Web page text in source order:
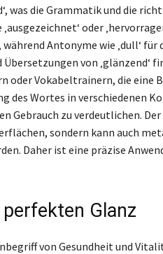
was die Grammatik und die
oder
Antonyme wie ‚dull‘ für
von ‚glänzend‘
oder Vokabeltrainern, die eine
des Wortes in verschiedenen
Gebrauch zu verdeutlichen. Der
sondern kann auch
Daher ist eine präzise
Glanz
von Gesundheit und